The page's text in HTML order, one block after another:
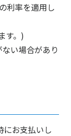
利率を適用し
す。)
い場合があり
にお支払いし